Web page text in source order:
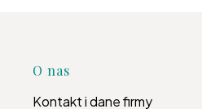
Linki w
O nas
Kontakt i dane firmy